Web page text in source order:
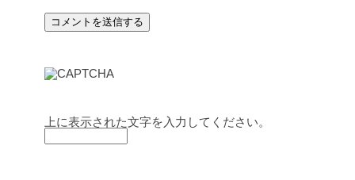
上に表示された文字を入力してください。